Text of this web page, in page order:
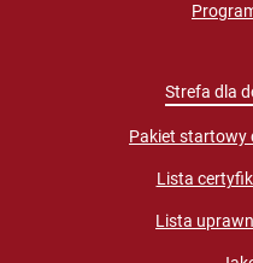
Strefa dla
Pakiet startowy
Lista
Lista